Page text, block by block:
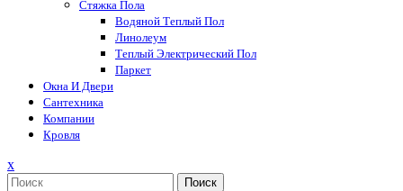
Стяжка Пола
Водяной Теплый Пол
Линолеум
Теплый Электрический Пол
Паркет
Окна И Двери
Сантехника
Компании
Кровля
xЗакрыть
меню
Поиск